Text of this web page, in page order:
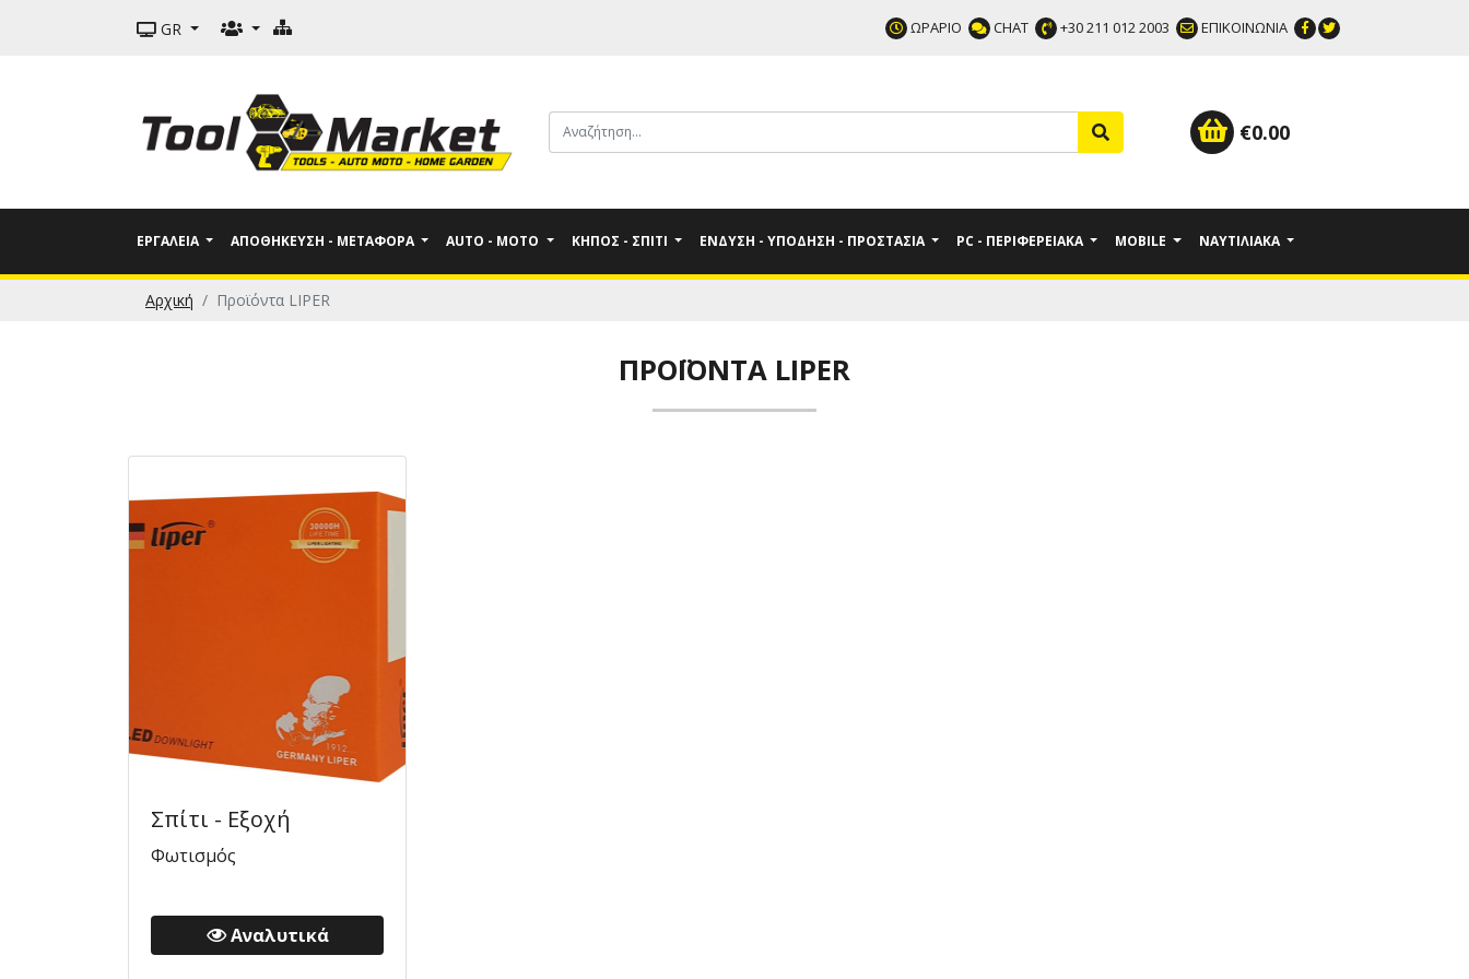
GR ΩΡΑΡΙΟ CHAT +30 211 012 2003 ΕΠΙΚΟΙΝΩΝΙΑ
€0.00
ΕΡΓΑΛΕΊΑ ΑΠΟΘΉΚΕΥΣΗ - ΜΕΤΑΦΟΡΆ AUTO - MOTO ΚΉΠΟΣ - ΣΠΊΤΙ ΈΝΔΥΣΗ - ΥΠΌΔΗΣΗ - ΠΡΟΣΤΑΣΊΑ PC - ΠΕΡΙΦΕΡΕΙΑΚΆ MOBILE ΝΑΥΤΙΛΙΑΚΆ
Αρχική Προϊόντα LIPER
ΠΡΟΪΌΝΤΑ LIPER
Σπίτι - Εξοχή
Φωτισμός
Αναλυτικά